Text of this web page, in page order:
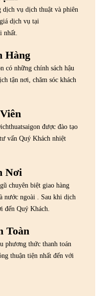
vụ dịch thuật và phiên
dịch vụ tại
nhất.
Hàng
có những chính sách hậu
tận nơi, chăm sóc khách
được đào tạo
vấn Quý Khách nhiệt
Nơi
chuyên biệt giao hàng
nước ngoài . Sau khi dịch
đến Quý Khách.
Toàn
phương thức thanh toán
thuận tiện nhất đến với